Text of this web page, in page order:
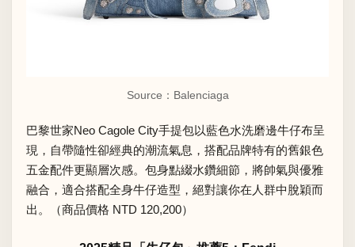
Source：Balenciaga
巴黎世家Neo Cagole City手提包以藍色水洗磨邊牛仔布呈
現，自帶隨性卻經典的潮流氣息，搭配品牌特有的舊銀色
五金配件更顯層次感。包身點綴水鑽細節，將帥氣與優雅
融合，適合搭配全身牛仔造型，絕對讓你在人群中脫穎而
出。（商品價格 NTD 120,200）